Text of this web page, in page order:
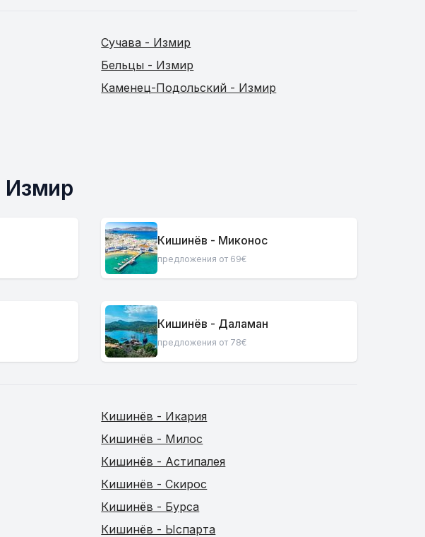
Сучава - Измир
Бельцы - Измир
Каменец-Подольский - Измир
Измир
Кишинёв - Миконос
предложения от 69€
Кишинёв - Даламан
предложения от 78€
Кишинёв - Икария
Кишинёв - Милос
Кишинёв - Астипалея
Кишинёв - Скирос
Кишинёв - Бурса
Кишинёв - Ыспарта